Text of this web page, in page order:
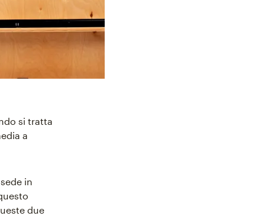
si tratta
a
in
due